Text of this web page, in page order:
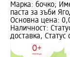
Марка: бочко;
паста за зъби
Основна цена:
Наличност:
доставка,